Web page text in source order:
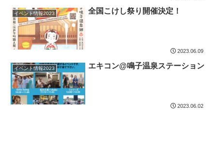
イベント情報2023 全国こけし祭り開催決定！
2023.06.09
イベント情報2023 エキコン@鳴子温泉ステーション
2023.06.02